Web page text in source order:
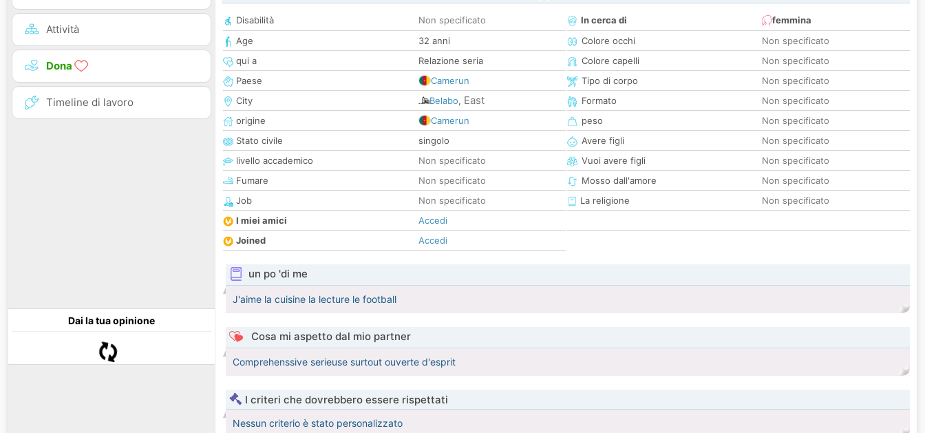
Attività
Dona
Timeline di lavoro
Dai la tua opinione
Disabilità
Non specificato
Age
32 anni
qui a
Relazione seria
Paese
Camerun
City
Belabo, East
origine
Camerun
Stato civile
singolo
livello accademico
Non specificato
Fumare
Non specificato
Job
Non specificato
I miei amici
Accedi
Joined
Accedi
In cerca di
femmina
Colore occhi
Non specificato
Colore capelli
Non specificato
Tipo di corpo
Non specificato
Formato
Non specificato
peso
Non specificato
Avere figli
Non specificato
Vuoi avere figli
Non specificato
Mosso dall'amore
Non specificato
La religione
Non specificato
un po 'di me
J'aime la cuisine la lecture le football
Cosa mi aspetto dal mio partner
Comprehenssive serieuse surtout ouverte d'esprit
I criteri che dovrebbero essere rispettati
Nessun criterio è stato personalizzato